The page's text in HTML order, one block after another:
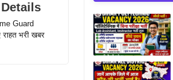
Guard
भरी खबर